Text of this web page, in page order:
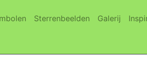
(current)
Sterrenbeelden (current)
Galerij